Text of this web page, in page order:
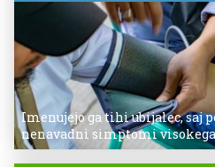
Imenujejo ga tihi ubijalec, saj
nenavadni simptomi